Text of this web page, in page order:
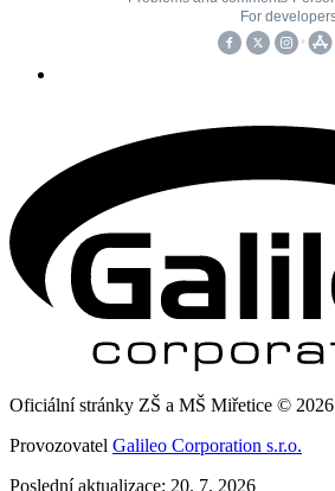
Oficiální stránky ZŠ a MŠ Miřetice © 2026
Provozovatel Galileo Corporation s.r.o.
Poslední aktualizace: 20. 7. 2026